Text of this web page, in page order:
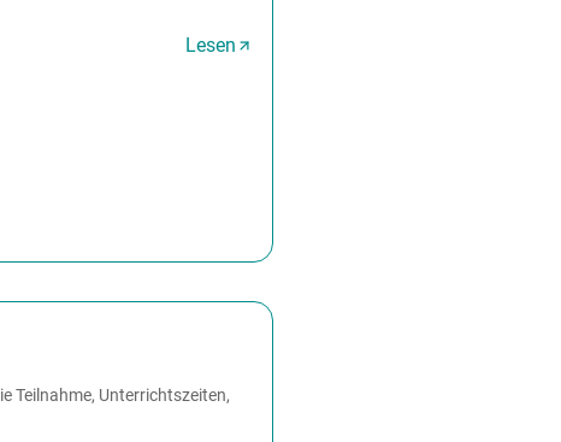
Lesen
Teilnahme, Unterrichtszeiten,